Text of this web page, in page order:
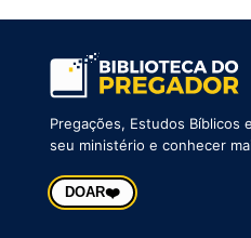
Pregações, Estudos Bíblicos
seu ministério e conhecer
DOAR❤️